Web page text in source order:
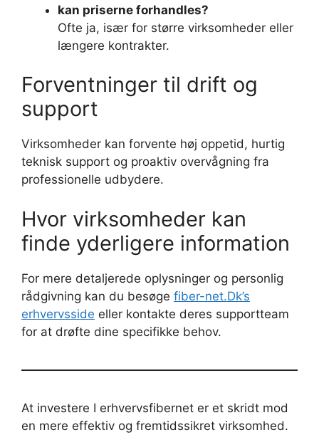
kan priserne forhandles?
Ofte ja, især for større virksomheder eller
længere kontrakter.
Forventninger til drift og
support
Virksomheder kan forvente høj oppetid, hurtig
teknisk support og proaktiv overvågning fra
professionelle udbydere.
Hvor virksomheder kan
finde yderligere information
For mere detaljerede oplysninger og personlig
rådgivning kan du besøge fiber-net.Dk’s
erhvervsside eller kontakte deres supportteam
for at drøfte dine specifikke behov.
At investere I erhvervsfibernet er et skridt mod
en mere effektiv og fremtidssikret virksomhed.